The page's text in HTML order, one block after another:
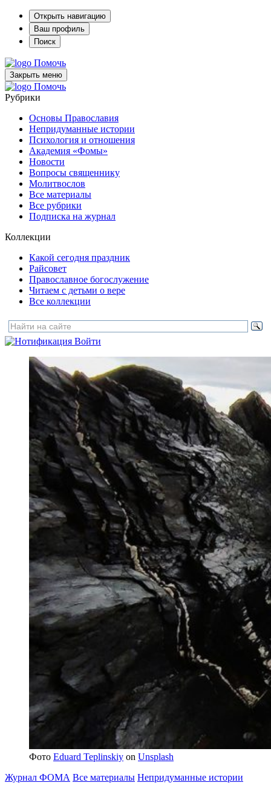
Открыть навигацию
Ваш профиль
Поиск
Помочь
Закрыть меню
Помочь
Рубрики
Основы Православия
Непридуманные истории
Психология и отношения
Академия «Фомы»
Новости
Вопросы священнику
Молитвослов
Все материалы
Все рубрики
Подписка на журнал
Коллекции
Какой сегодня праздник
Райсовет
Православное богослужение
Читаем с детьми о вере
Все коллекции
Войти
Фото Eduard Teplinskiy on Unsplash
Журнал ФОМА Все материалы Непридуманные истории